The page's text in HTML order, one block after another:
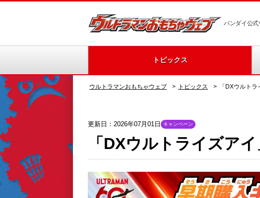
バンダイ公式
トピックス
ウルトラマンおもちゃウェブ トピックス 「DXウルト
更新日：2026年07月01日 キャンペーン
「DXウルトライズア